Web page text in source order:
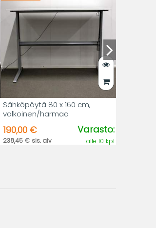
Sähköpöytä 80 x 160 cm,
valkoinen/harmaa
190,00 €
238,45 € sis. alv
Varasto:
alle 10 kpl